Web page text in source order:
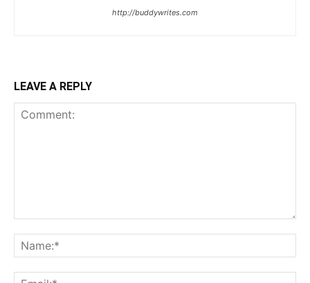
http://buddywrites.com
LEAVE A REPLY